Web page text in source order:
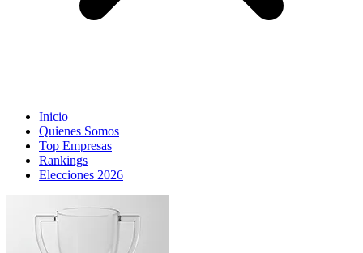
Inicio
Quienes Somos
Top Empresas
Rankings
Elecciones 2026